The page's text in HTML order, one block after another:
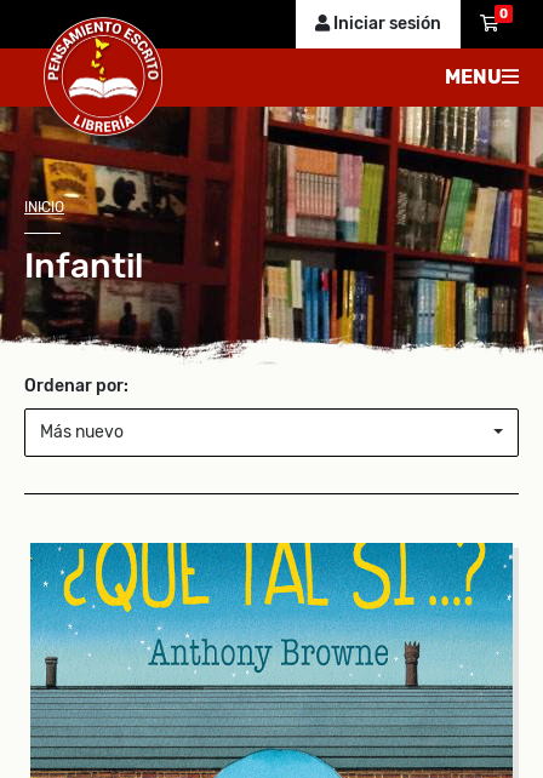
Iniciar sesión 0
MENU
INICIO
Infantil
Ordenar por:
Más nuevo